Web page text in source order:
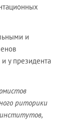
и
и у президента
риторики